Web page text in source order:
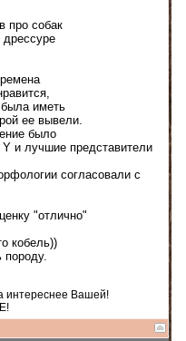
про собак
была иметь
ее вывели.
было
и лучшие представители
согласовали с
"отлично"
кобель))
породу.
интереснее Вашей!